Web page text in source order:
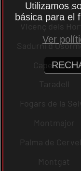
Cardedeu
Vicenç dels
Sadurní
Capellades
Taradell
Fogars de la
Montmajor
Palma de
Montgat
Utilizamos
básica para el
Ver